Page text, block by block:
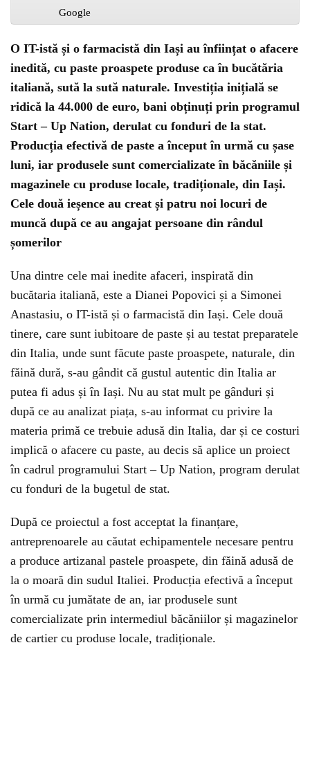
O IT-istă și o farmacistă din Iași au înființat o afacere
inedită, cu paste proaspete produse ca în bucătăria
italiană, sută la sută naturale. Investiția inițială se
ridică la 44.000 de euro, bani obținuți prin programul
Start – Up Nation, derulat cu fonduri de la stat.
Producția efectivă de paste a început în urmă cu șase
luni, iar produsele sunt comercializate în băcăniile și
magazinele cu produse locale, tradiționale, din Iași.
Cele două ieșence au creat și patru noi locuri de
muncă după ce au angajat persoane din rândul
șomerilor
Una dintre cele mai inedite afaceri, inspirată din
bucătaria italiană, este a Dianei Popovici și a Simonei
Anastasiu, o IT-istă și o farmacistă din Iași. Cele două
tinere, care sunt iubitoare de paste și au testat preparatele
din Italia, unde sunt făcute paste proaspete, naturale, din
făină dură, s-au gândit că gustul autentic din Italia ar
putea fi adus și în Iași. Nu au stat mult pe gânduri și
după ce au analizat piața, s-au informat cu privire la
materia primă ce trebuie adusă din Italia, dar și ce costuri
implică o afacere cu paste, au decis să aplice un proiect
în cadrul programului Start – Up Nation, program derulat
cu fonduri de la bugetul de stat.
După ce proiectul a fost acceptat la finanțare,
antreprenoarele au căutat echipamentele necesare pentru
a produce artizanal pastele proaspete, din făină adusă de
la o moară din sudul Italiei. Producția efectivă a început
în urmă cu jumătate de an, iar produsele sunt
comercializate prin intermediul băcăniilor și magazinelor
de cartier cu produse locale, tradiționale.